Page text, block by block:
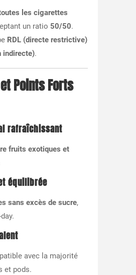
les cigarettes
un ratio 50/50.
RDL (directe restrictive)
indirecte).
Points Forts
rafraîchissant
fruits exotiques et
équilibrée
sans excès de sucre,
avec la majorité
et pods.